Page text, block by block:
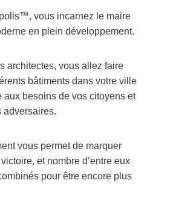
vous incarnez le maire
en plein développement.
architectes, vous allez faire
bâtiments dans votre ville
aux besoins de vos citoyens et
adversaires.
vous permet de marquer
et nombre d’entre eux
pour être encore plus